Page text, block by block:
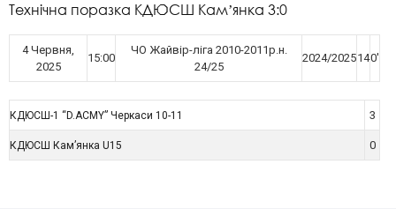
Технічна поразка КДЮСШ Камʼянка 3:0
4 Червня,
2025
15:00
ЧО Жайвір-ліга 2010-2011р.н.
24/25
2024/2025140'
КДЮСШ-1 “D.ACMY” Черкаси 10-11 3
КДЮСШ Кам’янка U15 0